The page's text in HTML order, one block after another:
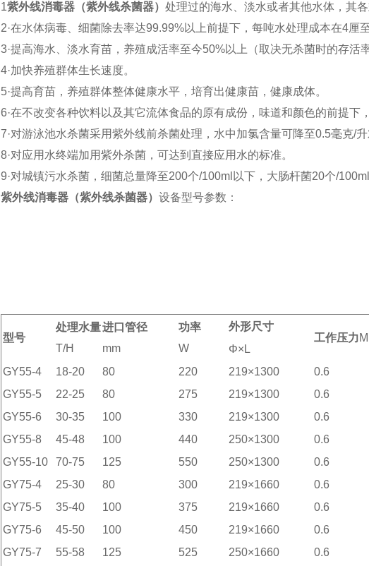
1紫外线消毒器（紫外线杀菌器） 处理过的海水、淡水或者其他水体，其
2·在水体病毒、细菌除去率达99.99%以上前提下，每吨水处理成本在4厘
3·提高海水、淡水育苗，养殖成活率至今50%以上（取决无杀菌时的存活
4·加快养殖群体生长速度。
5·提高育苗，养殖群体整体健康水平，培育出健康苗，健康成体。
6·在不改变各种饮料以及其它流体食品的原有成份，味道和颜色的前提下
7·对游泳池水杀菌采用紫外线前杀菌处理，水中加氯含量可降至0.5毫克/
8·对应用水终端加用紫外杀菌，可达到直接应用水的标准。
9·对城镇污水杀菌，细菌总量降至200个/100ml 以下，大肠杆菌20个/100ml
紫外线消毒器（紫外线杀菌器） 设备型号参数：
型号
处理水量
T/H
进口管径
mm
功率
W
外形尺寸
工作压力
Φ×L
GY55-4
18-20 80 220 219×1300
0.6
GY55-5
22-25 80 275 219×1300
0.6
GY55-6
30-35 100 330 219×1300
0.6
GY55-8
45-48 100 440 250×1300
0.6
GY55-10
70-75 125 550 250×1300
0.6
GY75-4
25-30 80 300 219×1660
0.6
GY75-5
35-40 100 375 219×1660
0.6
GY75-6
45-50 100 450 219×1660
0.6
GY75-7
55-58 125 525 250×1660
0.6